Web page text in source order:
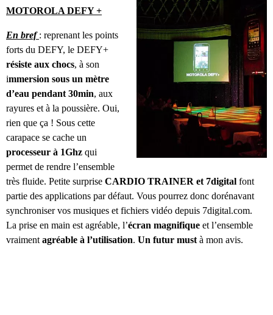
MOTOROLA DEFY +
En bref : reprenant les points
forts du DEFY, le DEFY+
résiste aux chocs, à son
immersion sous un mètre
d’eau pendant 30min, aux
rayures et à la poussière. Oui,
rien que ça ! Sous cette
carapace se cache un
processeur à 1Ghz qui
permet de rendre l’ensemble
très fluide. Petite surprise CARDIO TRAINER et 7digital font
partie des applications par défaut. Vous pourrez donc dorénavant
synchroniser vos musiques et fichiers vidéo depuis 7digital.com.
La prise en main est agréable, l’écran magnifique et l’ensemble
vraiment agréable à l’utilisation. Un futur must à mon avis.